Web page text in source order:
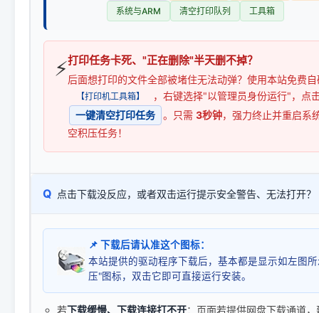
系统与ARM
清空打印队列 工具箱
⚡打印任务卡死、"正在删除"半天删不掉？
后面想打印的文件全部被堵住无法动弹？使用本站免费
【打印机工具箱】
，右键选择"以管理员身份运行"，点
一键清空打印任务
。只需 3秒钟，强力终止并重启系
空积压任务！
Q 点击下载没反应，或者双击运行提示安全警告、无法打开？
📌 下载后请认准这个图标：
本站提供的驱动程序下载后，基本都是显示如左图
压"图标，双击它即可直接运行安装。
若下载缓慢、下载连接打不开：页面若提供网盘下载通道